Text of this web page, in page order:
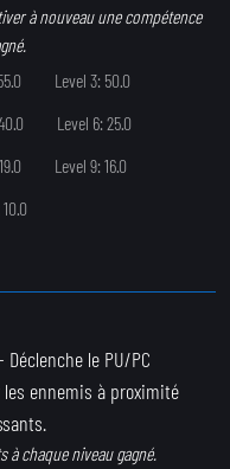
à nouveau une compétence
Level 3: 50.0
Level 6: 25.0
Level 9: 16.0
Déclenche le PU/PC
ennemis à proximité
à chaque niveau gagné.